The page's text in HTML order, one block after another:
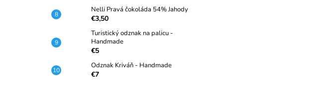
Nelli Pravá čokoláda 54% Jahody
€3,50
Turistický odznak na palicu -
Handmade
€5
Odznak Kriváň - Handmade
€7